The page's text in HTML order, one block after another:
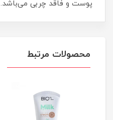
پوست و فاقد چربی می‌باشد.
محصولات مرتبط